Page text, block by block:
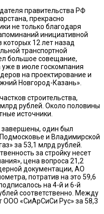
правительства РФ
прекрасно
не только благодаря
инициативной
12 лет назад
транспортной
большое совещание,
в июле госкомпания
на проектирование и
Новгород-Казань».
строительства,
рублей. Около половины
источники.
завершены, один был
и Владимирской
за 53,1 млрд рублей.
за стройку несет
цена вопроса 21,2
документации, АО
потратив на это 59,6
на 4-й и 6-й
соответственно. Между
ООО «СиАрСиСи Рус» за 58,3